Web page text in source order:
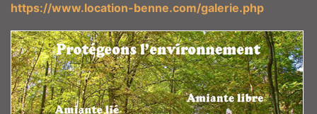
https://www.location-benne.com/galerie.php